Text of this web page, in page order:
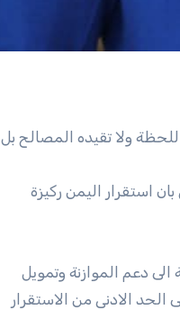
ولا تقيده المصالح بل
استقرار اليمن ركيزة
دعم الموازنة وتمويل
الادنى من الاستقرار